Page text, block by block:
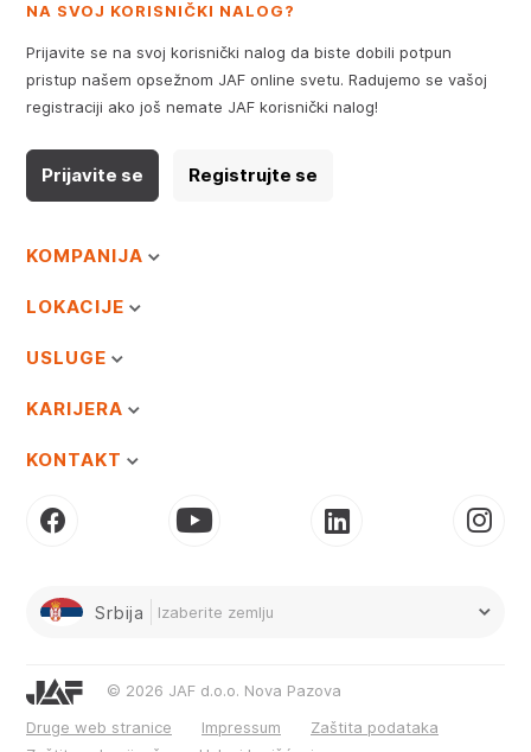
NA SVOJ KORISNIČKI NALOG?
Prijavite se na svoj korisnički nalog da biste dobili potpun
pristup našem opsežnom JAF online svetu. Radujemo se vašoj
registraciji ako još nemate JAF korisnički nalog!
Prijavite se Registrujte se
KOMPANIJA
LOKACIJE
USLUGE
KARIJERA
KONTAKT
Srbija Izaberite zemlju
© 2026 JAF d.o.o. Nova Pazova
Druge web stranice
Impressum
Zaštita podataka